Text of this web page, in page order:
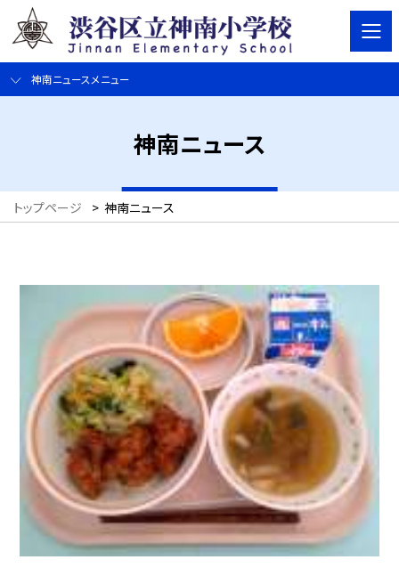
神南ニュースメニュー
神南ニュース
トップページ > 神南ニュース